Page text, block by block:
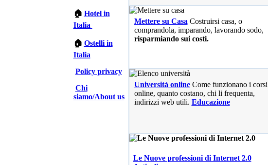
🏠 Hotel in
Italia
🏠 Ostelli in
Italia
Policy privacy
Chi
siamo/About us
Mettere su Casa Costruirsi casa, o
comprandola, imparando, lavorando sodo,
risparmiando sui costi.
Università online Come funzionano i corsi
online, quanto costano, chi li frequenta,
indirizzi web utili. Educazione
Le Nuove professioni di Internet 2.0